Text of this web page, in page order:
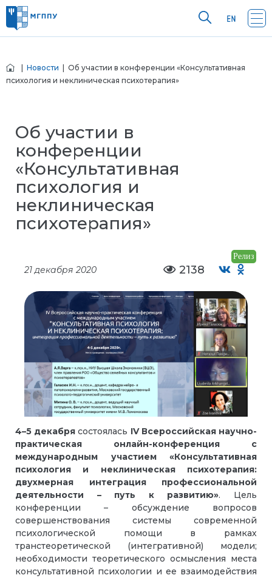
Новости | Об участии в конференции «Консультативная
психология и неклиническая психотерапия»
Об участии в
конференции
«Консультативная
психология и
неклиническая
психотерапия»
Релиз
21 декабря 2020 2138
4–5 декабря состоялась IV Всероссийская научно-
практическая онлайн-конференция с
международным участием «Консультативная
психология и неклиническая психотерапия:
двухмерная интеграция профессиональной
деятельности – путь к развитию». Цель
конференции – обсуждение вопросов
совершенствования системы современной
психологической помощи в рамках
транстеоретической (интегративной) модели;
необходимости теоретического осмысления места
консультативной психологии и ее взаимодействия